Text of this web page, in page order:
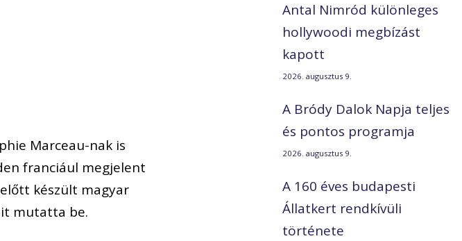
Marceau-nak is
franciául megjelent
készült magyar
mutatta be.
Antal Nimród különleges
hollywoodi megbízást
kapott
2026. augusztus 9.
A Bródy Dalok Napja teljes
és pontos programja
2026. augusztus 9.
A 160 éves budapesti
Állatkert rendkívüli
története